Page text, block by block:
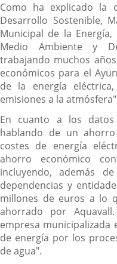
Como ha explicado la
Desarrollo Sostenible,
Municipal de la
Medio Ambiente y
trabajando muchos
económicos para el
de la energía
emisiones a la
En cuanto a los datos
hablando de un
costes de energía
ahorro económico
incluyendo, además
dependencias y
millones de euros a lo
ahorrado por
empresa municipalizada
de energía por los
de agua".